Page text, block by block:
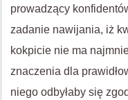
prowadzący
zadanie nawijania, iż
kokpicie nie ma
znaczenia dla
niego odbyłaby się